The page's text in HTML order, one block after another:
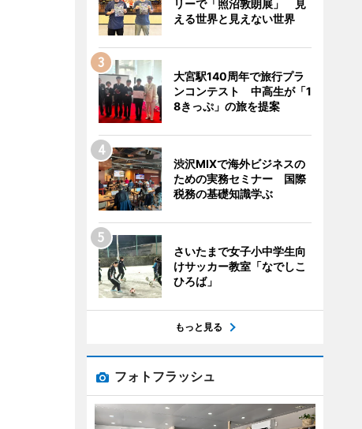
リーで「照沼敦朗展」 見
える世界と見えない世界
大宮駅140周年で旅行プラ
ンコンテスト 中高生が「1
8きっぷ」の旅を提案
渋沢MIXで海外ビジネスの
ための実務セミナー 国際
税務の基礎知識学ぶ
さいたまで女子小中学生向
けサッカー教室「なでしこ
ひろば」
もっと見る
フォトフラッシュ